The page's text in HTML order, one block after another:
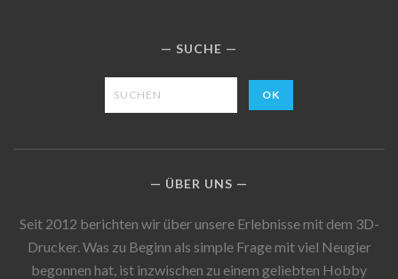
SUCHE
ÜBER UNS
Seit 2012 berichten wir über unsere Erlebnisse mit dem 3D-
Drucker. Was zu Beginn als simple Frage mit viel Neugier
begonnen hat, ist inzwischen zu einem geliebten Hobby